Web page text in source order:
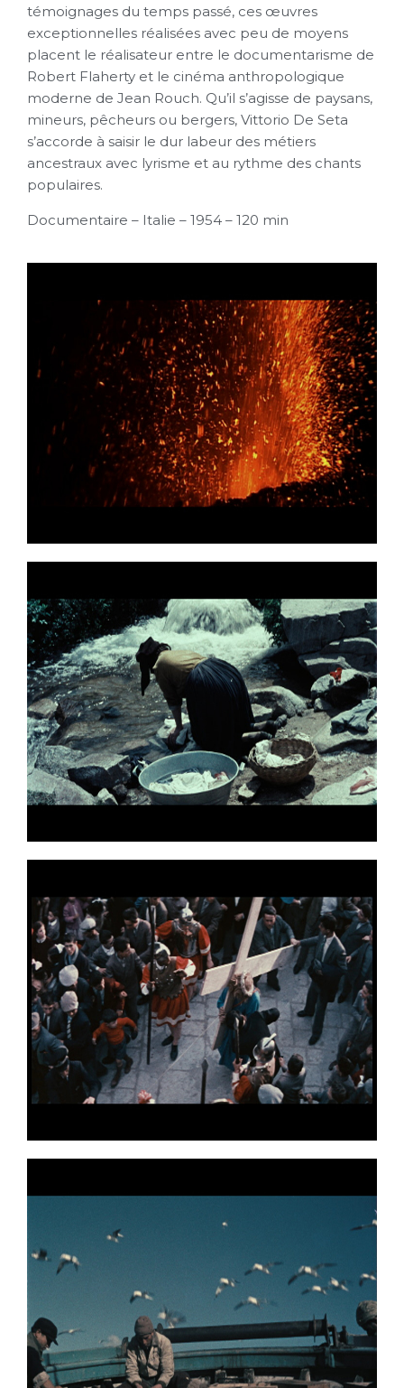
témoignages du temps passé, ces œuvres
exceptionnelles réalisées avec peu de moyens
placent le réalisateur entre le documentarisme de
Robert Flaherty et le cinéma anthropologique
moderne de Jean Rouch. Qu’il s’agisse de paysans,
mineurs, pêcheurs ou bergers, Vittorio De Seta
s’accorde à saisir le dur labeur des métiers
ancestraux avec lyrisme et au rythme des chants
populaires.
Documentaire – Italie – 1954 – 120 min